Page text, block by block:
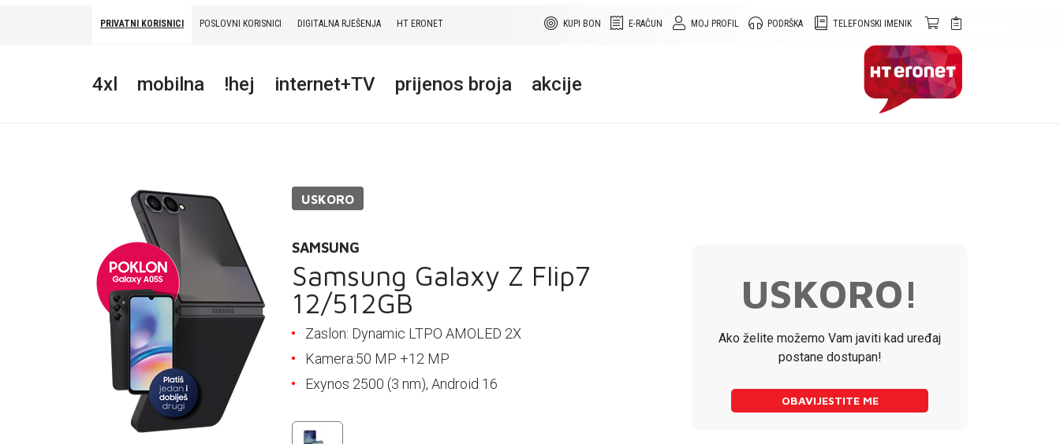
TELEFONSKI IMENIK
PODRŠKA
MOJ PROFIL
E-RAČUN
KUPI BON
PRIVATNI KORISNICI POSLOVNI KORISNICI DIGITALNA RJEŠENJA HT ERONET
4xl mobilna !hej internet+TV prijenos broja akcije
TELEFONSKI IMENIK
USKORO
SAMSUNG
Samsung Galaxy Z Flip7
12/512GB
Zaslon: Dynamic LTPO AMOLED 2X
Kamera:50 MP +12 MP
Exynos 2500 (3 nm), Android 16
USKORO!
Ako želite možemo Vam javiti kad uređaj
postane dostupan!
OBAVIJESTITE ME